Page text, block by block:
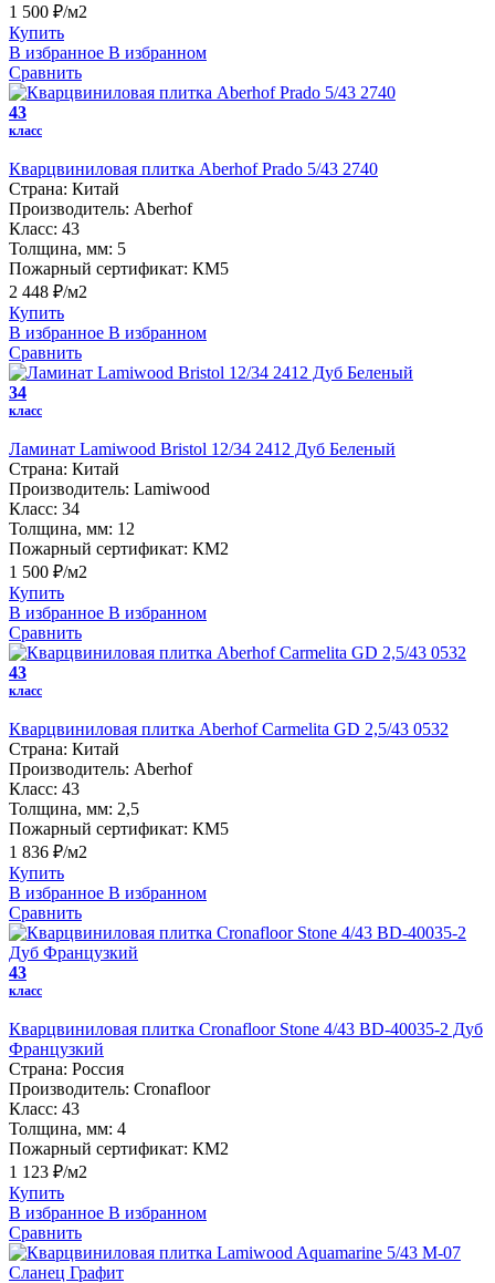
1 500 ₽/м2
Купить
В избранное В избранном
Сравнить
43
класс
Кварцвиниловая плитка Aberhof Prado 5/43 2740
Страна: Китай
Производитель: Aberhof
Класс: 43
Толщина, мм: 5
Пожарный сертификат: КМ5
2 448 ₽/м2
Купить
В избранное В избранном
Сравнить
34
класс
Ламинат Lamiwood Bristol 12/34 2412 Дуб Беленый
Страна: Китай
Производитель: Lamiwood
Класс: 34
Толщина, мм: 12
Пожарный сертификат: КМ2
1 500 ₽/м2
Купить
В избранное В избранном
Сравнить
43
класс
Кварцвиниловая плитка Aberhof Carmelita GD 2,5/43 0532
Страна: Китай
Производитель: Aberhof
Класс: 43
Толщина, мм: 2,5
Пожарный сертификат: КМ5
1 836 ₽/м2
Купить
В избранное В избранном
Сравнить
43
класс
Кварцвиниловая плитка Cronafloor Stone 4/43 BD-40035-2 Дуб
Французкий
Страна: Россия
Производитель: Cronafloor
Класс: 43
Толщина, мм: 4
Пожарный сертификат: КМ2
1 123 ₽/м2
Купить
В избранное В избранном
Сравнить